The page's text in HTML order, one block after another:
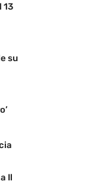
13
su
Il